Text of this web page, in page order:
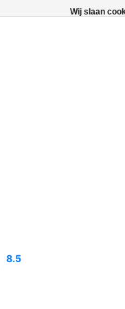
8.5
Wij slaan